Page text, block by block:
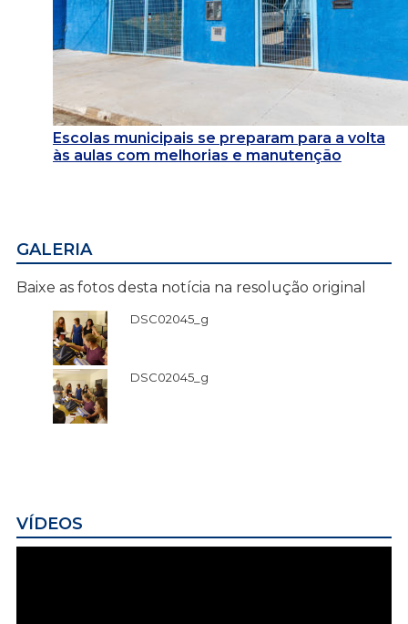
Escolas municipais se preparam para a volta
às aulas com melhorias e manutenção
GALERIA
Baixe as fotos desta notícia na resolução original
DSC02045_g
DSC02045_g
VÍDEOS